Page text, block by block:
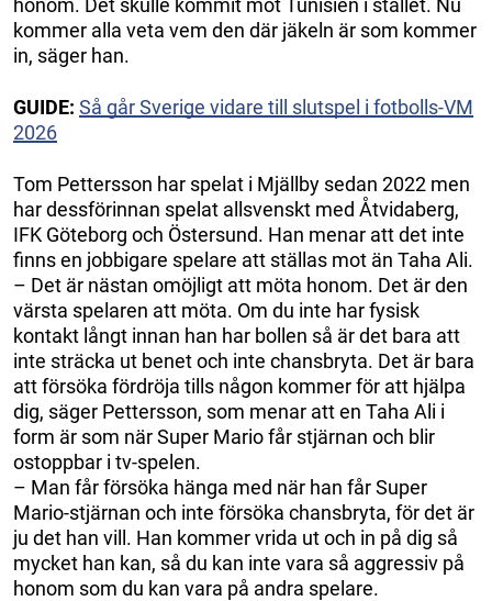
honom. Det skulle kommit mot Tunisien i stället. Nu
kommer alla veta vem den där jäkeln är som kommer
in, säger han.
GUIDE: Så går Sverige vidare till slutspel i fotbolls-VM
2026
Tom Pettersson har spelat i Mjällby sedan 2022 men
har dessförinnan spelat allsvenskt med Åtvidaberg,
IFK Göteborg och Östersund. Han menar att det inte
finns en jobbigare spelare att ställas mot än Taha Ali.
– Det är nästan omöjligt att möta honom. Det är den
värsta spelaren att möta. Om du inte har fysisk
kontakt långt innan han har bollen så är det bara att
inte sträcka ut benet och inte chansbryta. Det är bara
att försöka fördröja tills någon kommer för att hjälpa
dig, säger Pettersson, som menar att en Taha Ali i
form är som när Super Mario får stjärnan och blir
ostoppbar i tv-spelen.
– Man får försöka hänga med när han får Super
Mario-stjärnan och inte försöka chansbryta, för det är
ju det han vill. Han kommer vrida ut och in på dig så
mycket han kan, så du kan inte vara så aggressiv på
honom som du kan vara på andra spelare.